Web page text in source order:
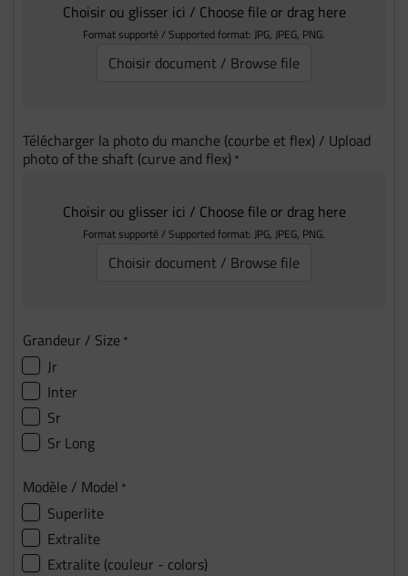
Choisir ou glisser ici / Choose file or drag here
Format supporté / Supported format: JPG, JPEG, PNG.
Choisir document / Browse file
Télécharger la photo du manche (courbe et flex) / Upload
photo of the shaft (curve and flex)*
Choisir ou glisser ici / Choose file or drag here
Format supporté / Supported format: JPG, JPEG, PNG.
Choisir document / Browse file
Grandeur / Size *
Jr
Inter
Sr
Sr Long
Modèle / Model *
Superlite
Extralite
Extralite (couleur - colors)